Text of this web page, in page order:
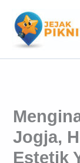
konten
Jogja,
Estetik